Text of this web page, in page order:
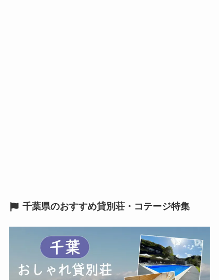
千葉県のおすすめ貸別荘・コテージ特集